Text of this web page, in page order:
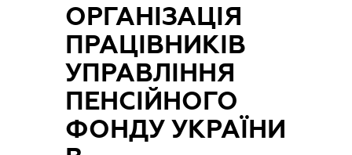
ОРГАНІЗАЦІЯ
ПРАЦІВНИКІВ
УПРАВЛІННЯ
ПЕНСІЙНОГО
ФОНДУ УКРАЇНИ